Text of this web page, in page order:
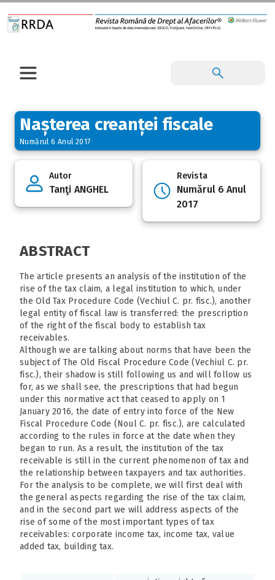
Nașterea creanței fiscale
Numărul 6 Anul 2017
Autor
Tanţi ANGHEL
Revista
Numărul 6 Anul
2017
ABSTRACT
The article presents an analysis of the institution of the
rise of the tax claim, a legal institution to which, under
the Old Tax Procedure Code (Vechiul C. pr. fisc.), another
legal entity of fiscal law is transferred: the prescription
of the right of the fiscal body to establish tax
receivables.
Although we are talking about norms that have been the
subject of The Old Fiscal Procedure Code (Vechiul C. pr.
fisc.), their shadow is still following us and will follow us
for, as we shall see, the prescriptions that had begun
under this normative act that ceased to apply on 1
January 2016, the date of entry into force of the New
Fiscal Procedure Code (Noul C. pr. fisc.), are calculated
according to the rules in force at the date when they
began to run. As a result, the institution of the tax
receivable is still in the current phenomenon of tax and
the relationship between taxpayers and tax authorities.
For the analysis to be complete, we will first deal with
the general aspects regarding the rise of the tax claim,
and in the second part we will address aspects of the
rise of some of the most important types of tax
receivables: corporate income tax, income tax, value
added tax, building tax.